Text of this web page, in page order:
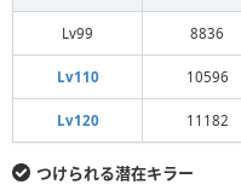
Lv99 8836
Lv110 10596
Lv120 11182
つけられる潜在キラー